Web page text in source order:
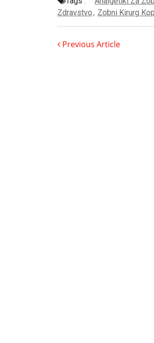
Zdravstvo, Zobni Kirurg
Previous Article